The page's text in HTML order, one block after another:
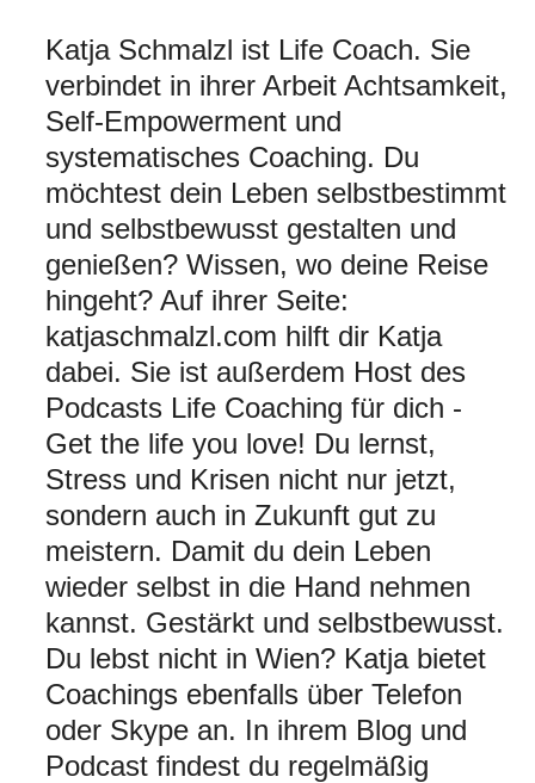
Katja Schmalzl ist Life Coach. Sie
verbindet in ihrer Arbeit Achtsamkeit,
Self-Empowerment und
systematisches Coaching. Du
möchtest dein Leben selbstbestimmt
und selbstbewusst gestalten und
genießen? Wissen, wo deine Reise
hingeht? Auf ihrer Seite:
katjaschmalzl.com hilft dir Katja
dabei. Sie ist außerdem Host des
Podcasts Life Coaching für dich -
Get the life you love! Du lernst,
Stress und Krisen nicht nur jetzt,
sondern auch in Zukunft gut zu
meistern. Damit du dein Leben
wieder selbst in die Hand nehmen
kannst. Gestärkt und selbstbewusst.
Du lebst nicht in Wien? Katja bietet
Coachings ebenfalls über Telefon
oder Skype an. In ihrem Blog und
Podcast findest du regelmäßig